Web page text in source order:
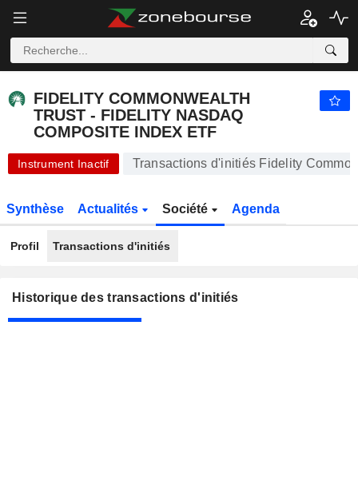
FIDELITY COMMONWEALTH
TRUST - FIDELITY NASDAQ
COMPOSITE INDEX ETF
Instrument Inactif Transactions d'initiés Fidelity
Synthèse Actualités Société Agenda
Profil Transactions d'initiés
Historique des transactions d'initiés